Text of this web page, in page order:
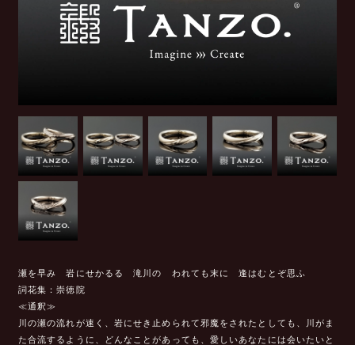
瀬を早み 岩にせかるる 滝川の われても末に 逢はむとぞ思ふ
詞花集：崇徳院
≪通釈≫
川の瀬の流れが速く、岩にせき止められて邪魔をされたとしても、川がま
た合流するように、どんなことがあっても、愛しいあなたには会いたいと